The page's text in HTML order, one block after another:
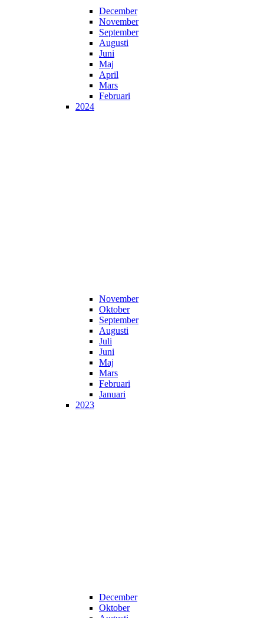
December
November
September
Augusti
Juni
Maj
April
Mars
Februari
2024
November
Oktober
September
Augusti
Juli
Juni
Maj
Mars
Februari
Januari
2023
December
Oktober